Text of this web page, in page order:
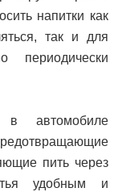
напитки как
так и для
периодически
автомобиле
пить через
удобным и